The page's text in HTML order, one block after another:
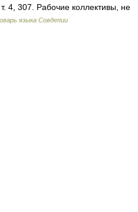
4, 307. Рабочие коллективы, не
языка Совдепии